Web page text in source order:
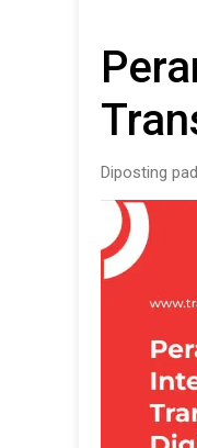
Diposting